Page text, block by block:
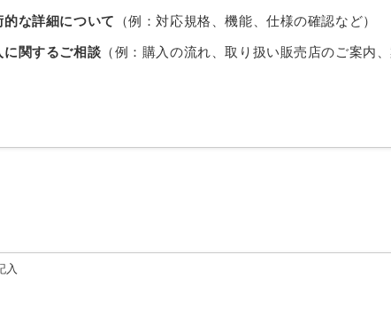
な詳細について （例：対応規格、機能、仕様の確認など）
に関するご相談 （例：購入の流れ、取り扱い販売店のご案内
入